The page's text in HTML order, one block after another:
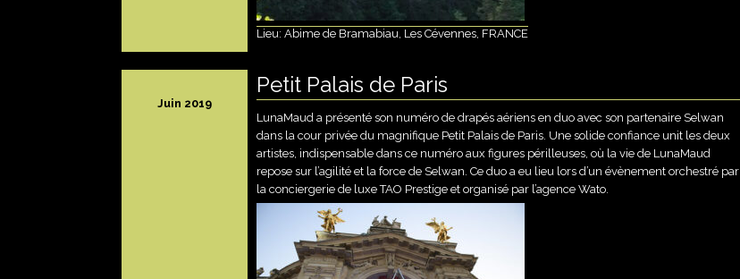
Lieu: Abime de Bramabiau, Les Cévennes, FRANCE
Juin 2019
Petit Palais de Paris
LunaMaud a présenté son numéro de drapés aériens en duo avec son partenaire Selwan
dans la cour privée du magnifique Petit Palais de Paris. Une solide confiance unit les deux
artistes, indispensable dans ce numéro aux figures périlleuses, où la vie de LunaMaud
repose sur l’agilité et la force de Selwan. Ce duo a eu lieu lors d’un évènement orchestré par
la conciergerie de luxe TAO Prestige et organisé par l’agence Wato.